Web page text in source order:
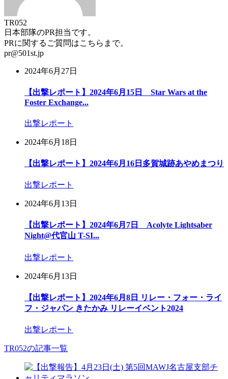
TR052
日本部隊のPR担当です。
PRに関するご質問はこちらまで。
pr@501st.jp
2024年6月27日
【出撃レポート】2024年6月15日 Star Wars at the
Foster Exchange...
出撃レポート
2024年6月18日
【出撃レポート】2024年6月16日多賀城跡あやめまつり
出撃レポート
2024年6月13日
【出撃レポート】2024年6月7日 Acolyte Lightsaber
Night@代官山 T-SI...
出撃レポート
2024年6月13日
【出撃レポート】2024年6月8日 リレー・フォー・ライ
フ・ジャパン きたかみ リレーイベント2024
出撃レポート
TR052の記事一覧